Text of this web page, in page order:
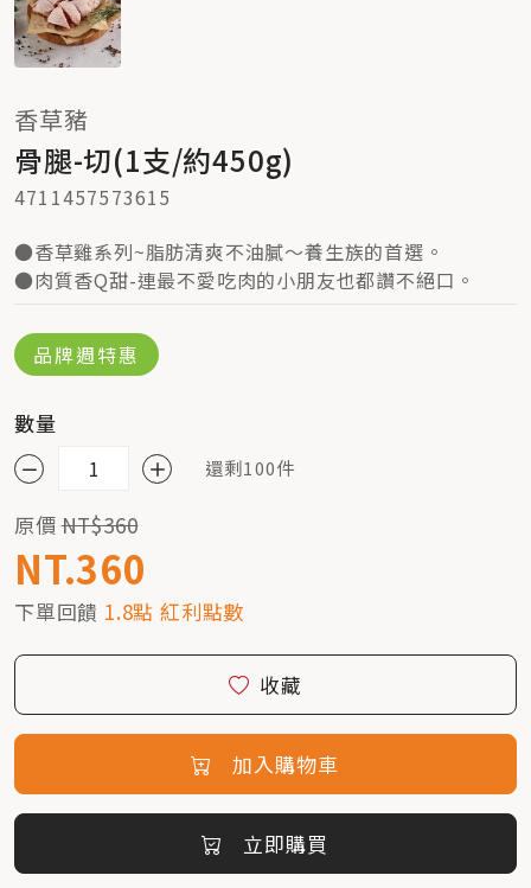
香草豬
骨腿-切(1支/約450g)
4711457573615
●香草雞系列~脂肪清爽不油膩～養生族的首選。
●肉質香Q甜-連最不愛吃肉的小朋友也都讚不絕口。
品牌週特惠
數量
還剩100件
原價NT$360
NT.360
下單回饋 1.8點 紅利點數
收藏
加入購物車
立即購買